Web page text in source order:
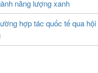
năng lượng xanh
hợp tác quốc tế qua